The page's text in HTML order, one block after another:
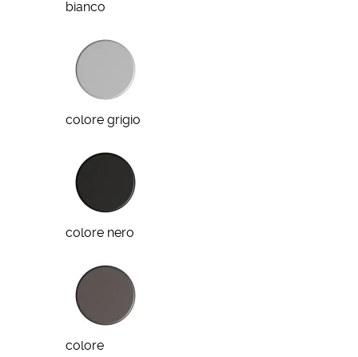
bianco
colore grigio
colore nero
colore